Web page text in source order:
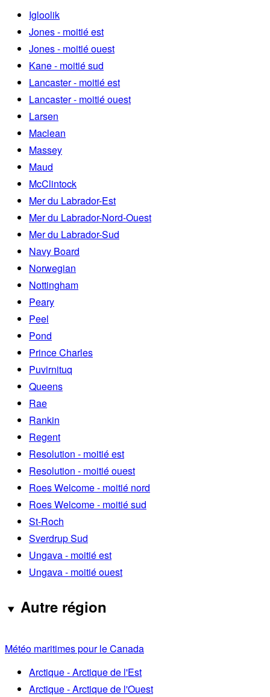
Igloolik
Jones - moitié est
Jones - moitié ouest
Kane - moitié sud
Lancaster - moitié est
Lancaster - moitié ouest
Larsen
Maclean
Massey
Maud
McClintock
Mer du Labrador-Est
Mer du Labrador-Nord-Ouest
Mer du Labrador-Sud
Navy Board
Norwegian
Nottingham
Peary
Peel
Pond
Prince Charles
Puvirnituq
Queens
Rae
Rankin
Regent
Resolution - moitié est
Resolution - moitié ouest
Roes Welcome - moitié nord
Roes Welcome - moitié sud
St-Roch
Sverdrup Sud
Ungava - moitié est
Ungava - moitié ouest
Autre région
Météo maritimes pour le Canada
Arctique - Arctique de l'Est
Arctique - Arctique de l'Ouest